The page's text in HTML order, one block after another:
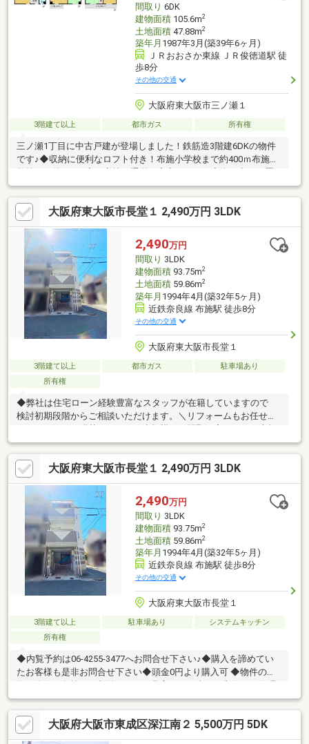
間取り 6DK
建物面積105.6m2
土地面積47.88m2
築年月 1987年3月(築39年6ヶ月)
ＪＲおおさか東線 ＪＲ俊徳道駅 徒
歩8分
その他の交通
大阪府東大阪市三ノ瀬１
3階建て以上 都市ガス 所有権
三ノ瀬1丁目に中古戸建が登場しました！鉄筋造3階建6DKの物件
です♪◆収納に便利なロフト付き！布施小学校まで約400ｍ布施中
しているので、周辺の交通量も少なく閑静なエリアでありなが
ら、駅、お買い物、小学校など日常で利用する施設の殆どが徒歩
圏内に揃っている充実の住環境です。落ち着きと利便性の両方を
お手に入れていただけます。とても大切に住まれていたお家なの
で室内大変キレイです。是非一度ご覧ください！
大阪府東大阪市長堂１ 2,490万円 3LDK
2,490万円
間取り 3LDK
建物面積93.75m2
土地面積59.86m2
築年月 1994年4月(築32年5ヶ月)
近鉄奈良線 布施駅 徒歩8分
その他の交通
大阪府東大阪市長堂１
3階建て以上 都市ガス
駐車場あり
所有権
◆弊社は住宅ローン経験豊富なスタッフが在籍していますので
検討初期段階からご相談いただけます。＼リフォームもお任せく
ださい／クロス張替のみなどの小規模から間取り変更などの大規
模まで様々プランのリフォームも承りますのでご検討中の方はお
気軽にご相談ください♪・全居室と屋根裏に収納あり・小中学校が
近く通学スムーズ・周辺環境が充実した人気エリア・近鉄奈良
線/JRおおさか東線/大阪メトロ千日前線が徒歩圏内◆◆◆不動産
のことなら株式会社ジノベーションへ◆◆◆住まい探しはもちろ
ん相続相談などもお任せください!!06-4309-8878までお問い合わせ
お待ちしております。
大阪府東大阪市長堂１ 2,490万円 3LDK
2,490万円
間取り 3LDK
建物面積93.75m2
土地面積59.86m2
築年月 1994年4月(築32年5ヶ月)
近鉄奈良線 布施駅 徒歩8分
その他の交通
大阪府東大阪市長堂１
3階建て以上 駐車場あり
システムキッチン
所有権
◆内覧予約は06-4255-3477へお問合せ下さい♪◆購入を諦めてい
たお客様も是非お問合せ下さい◆頭金0円より購入可 ◆物件の特
境良好◎◆見るだけ大歓迎◆接客対応品質に自信があり◆夜間早
朝もお気軽にご連絡ください！◆無料送迎可「購入するか分から
ないけど見るだけ見たい」「他社の物件もまとめて見てみたい」
等 ご購入をご検討中のお客様にとって、より良い条件でご購入頂
大阪府大阪市東成区深江南２ 5,500万円 5DK